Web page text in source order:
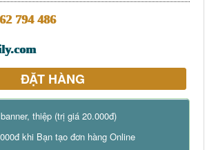
794 486
ĐẶT HÀNG
thiệp (trị giá 20.000đ)
khi Bạn tạo đơn hàng Online